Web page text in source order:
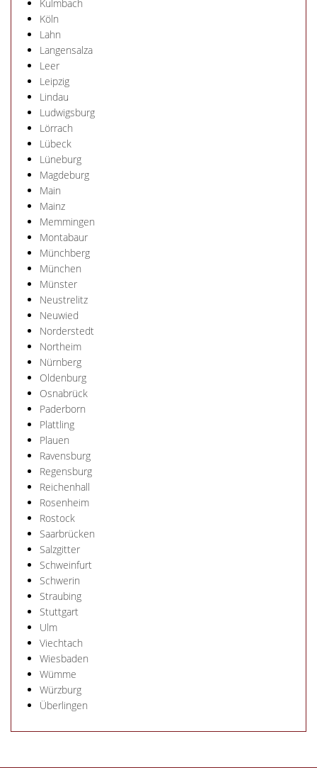
Kulmbach
Köln
Lahn
Langensalza
Leer
Leipzig
Lindau
Ludwigsburg
Lörrach
Lübeck
Lüneburg
Magdeburg
Main
Mainz
Memmingen
Montabaur
Münchberg
München
Münster
Neustrelitz
Neuwied
Norderstedt
Northeim
Nürnberg
Oldenburg
Osnabrück
Paderborn
Plattling
Plauen
Ravensburg
Regensburg
Reichenhall
Rosenheim
Rostock
Saarbrücken
Salzgitter
Schweinfurt
Schwerin
Straubing
Stuttgart
Ulm
Viechtach
Wiesbaden
Wümme
Würzburg
Überlingen